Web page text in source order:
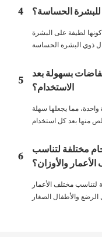
4 الحساسة؟
لطيفة على البشرة
5
بسهولة بعد
الاستخدام؟
مما يجعلها سهلة
6
مختلفة لتناسب
والأوزان؟
لتناسب مختلف الأعمار